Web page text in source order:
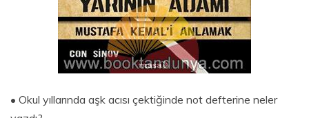
• Okul yıllarında aşk acısı çektiğinde not defterine neler